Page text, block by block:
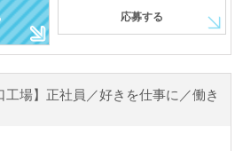
応募する
工場】正社員／好きを仕事に／働き